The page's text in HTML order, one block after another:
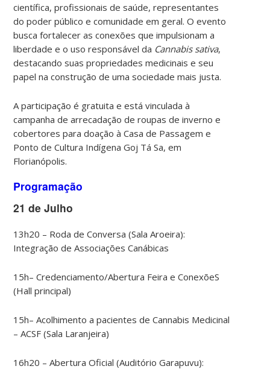
científica, profissionais de saúde, representantes
do poder público e comunidade em geral. O evento
busca fortalecer as conexões que impulsionam a
liberdade e o uso responsável da Cannabis sativa,
destacando suas propriedades medicinais e seu
papel na construção de uma sociedade mais justa.
A participação é gratuita e está vinculada à
campanha de arrecadação de roupas de inverno e
cobertores para doação à Casa de Passagem e
Ponto de Cultura Indígena Goj Tá Sa, em
Florianópolis.
Programação
21 de Julho
13h20 – Roda de Conversa (Sala Aroeira):
Integração de Associações Canábicas
15h– Credenciamento/Abertura Feira e ConexõeS
(Hall principal)
15h– Acolhimento a pacientes de Cannabis Medicinal
– ACSF (Sala Laranjeira)
16h20 – Abertura Oficial (Auditório Garapuvu):